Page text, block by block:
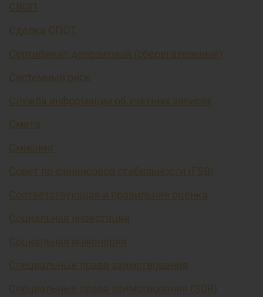
СВОП
Сделка СПОТ
Сертификат депозитный (сберегательный)
Системный риск
Служба информации об учетных записях
Смета
Смишинг
Совет по финансовой стабильности (FSB)
Соответствующая и правильная оценка
Социальная инвестиция
Социальная инженерия
Специальные права заимствования
Специальные права заимствования (SDR)